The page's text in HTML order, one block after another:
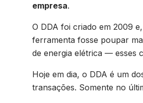
empresa.
O DDA foi criado em 2009
ferramenta fosse poupar
de energia elétrica — esses
Hoje em dia, o DDA é um
transações. Somente no